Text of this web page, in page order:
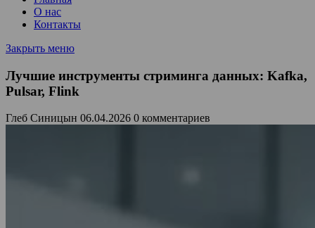
О нас
Контакты
Закрыть меню
Лучшие инструменты стриминга данных: Kafka,
Pulsar, Flink
Глеб Синицын 06.04.2026 0 комментариев